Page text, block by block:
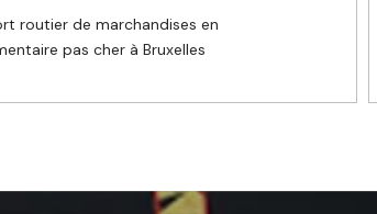
routier de marchandises en
pas cher à Bruxelles